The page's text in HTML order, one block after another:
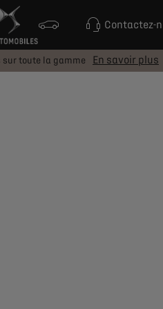
Contactez-
sur toute la gamme En savoir plus